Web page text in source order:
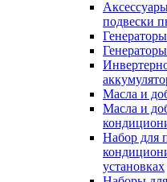
подвески
Генераторы
Масла и
Масла и
Набор для
установках